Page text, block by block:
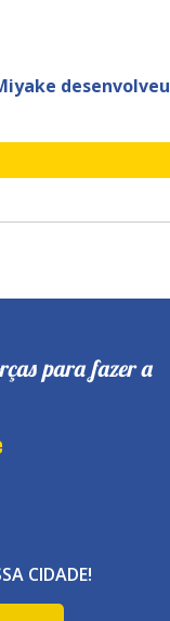
desenvolveu
para fazer a
CIDADE!